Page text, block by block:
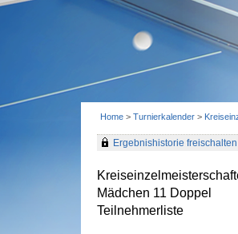
Home > Turnierkalender >
Ergebnishistorie freischalten
Mädchen 11 Doppel
Teilnehmerliste